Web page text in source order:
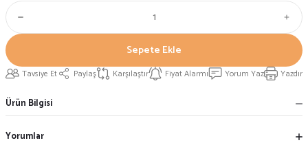
Sepete Ekle
Tavsiye Et Paylaş Karşılaştır Fiyat Alarmı Yorum Yaz Yazdır
Ürün Bilgisi
Yorumlar